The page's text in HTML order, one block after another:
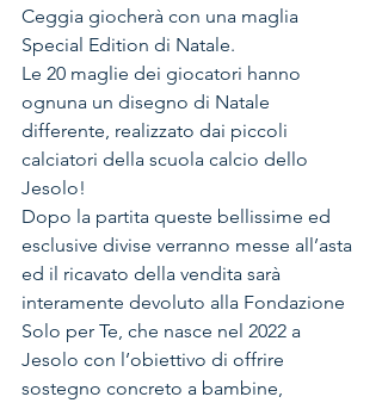
Ceggia giocherà con una maglia
Special Edition di Natale.
Le 20 maglie dei giocatori hanno
ognuna un disegno di Natale
differente, realizzato dai piccoli
calciatori della scuola calcio dello
Jesolo!
Dopo la partita queste bellissime ed
esclusive divise verranno messe all’asta
ed il ricavato della vendita sarà
interamente devoluto alla Fondazione
Solo per Te, che nasce nel 2022 a
Jesolo con l’obiettivo di offrire
sostegno concreto a bambine,